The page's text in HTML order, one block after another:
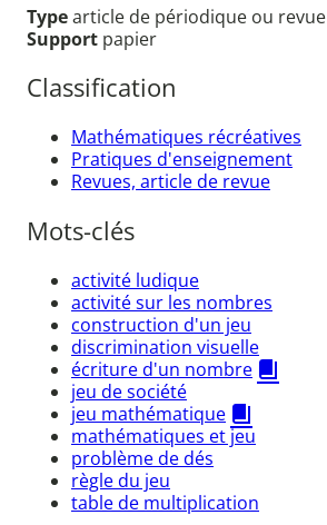
Typearticle de périodique ou revue
Support papier
Classification
Mathématiques récréatives
Pratiques d'enseignement
Revues, article de revue
Mots-clés
activité ludique
activité sur les nombres
construction d'un jeu
discrimination visuelle
écriture d'un nombre
jeu de société
jeu mathématique
mathématiques et jeu
problème de dés
règle du jeu
table de multiplication